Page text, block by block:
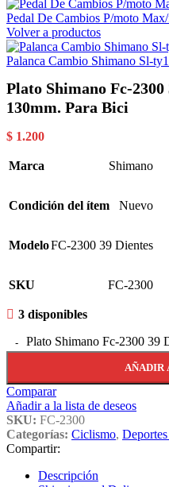
Pedal De Cambios P/moto
Volver a productos
Palanca Cambio Shimano Sl-
Plato Shimano Fc-
130mm. Para Bici
$ 1.200
Marca Shimano
Condición del ítem Nuevo
ModeloFC-2300 39 Dientes
SKU FC-2300
3 disponibles
Plato Shimano Fc-2300 39
AÑADIR
Comparar
Añadir a la lista de deseos
SKU: FC-2300
Categorías: Ciclismo,
Compartir:
Descripción